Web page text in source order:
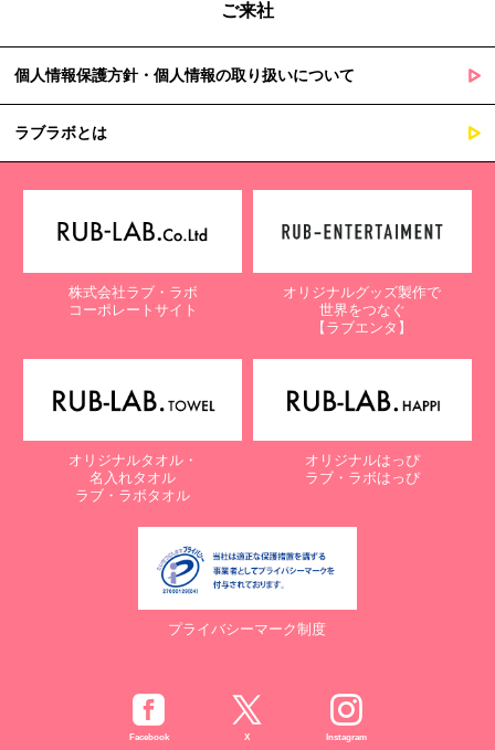
ご来社
個人情報保護方針・個人情報の取り扱いについて
ラブラボとは
株式会社ラブ・ラボ
コーポレートサイト
オリジナルグッズ製作で
世界をつなぐ
【ラブエンタ】
オリジナルタオル・
名入れタオル
ラブ・ラボタオル
オリジナルはっぴ
ラブ・ラボはっぴ
プライバシーマーク制度
Facebook X Instagram